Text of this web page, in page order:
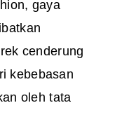
gaya
cenderung
kebebasan
oleh tata